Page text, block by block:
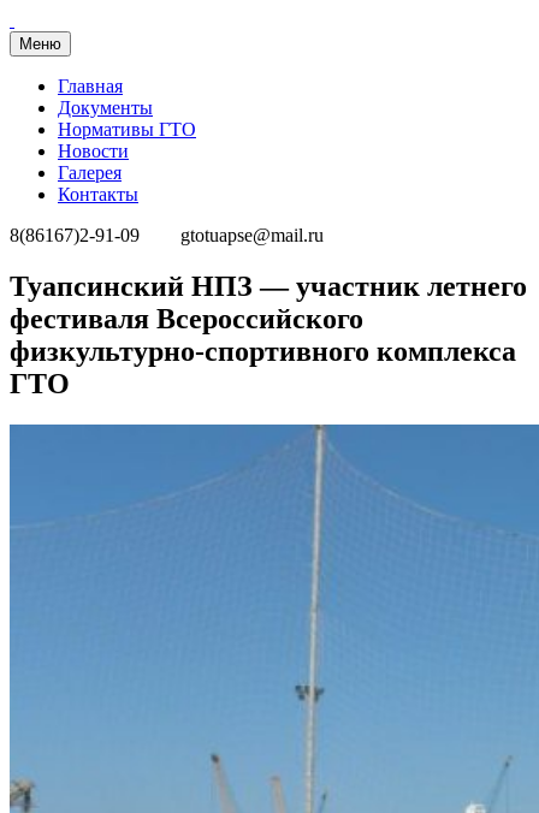
Меню
Главная
Документы
Нормативы ГТО
Новости
Галерея
Контакты
8(86167)2-91-09
gtotuapse@mail.ru
Перейти
к
содержимому
Туапсинский НПЗ — участник летнего
фестиваля Всероссийского
физкультурно-спортивного комплекса
ГТО